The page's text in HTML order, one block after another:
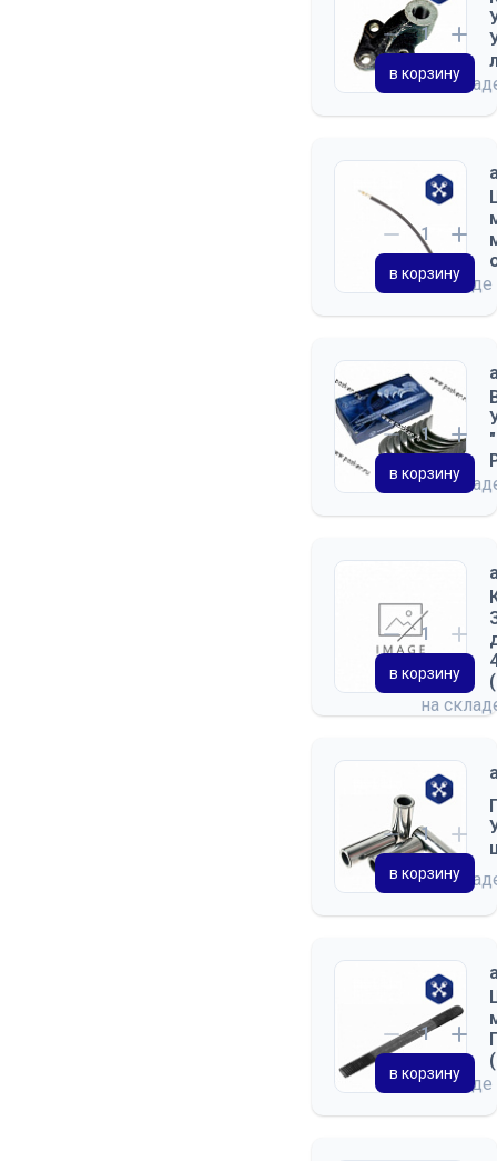
на
в корзину
на складе
в корзину
на
в корзину
на
в корзину
на
в корзину
на складе
в корзину